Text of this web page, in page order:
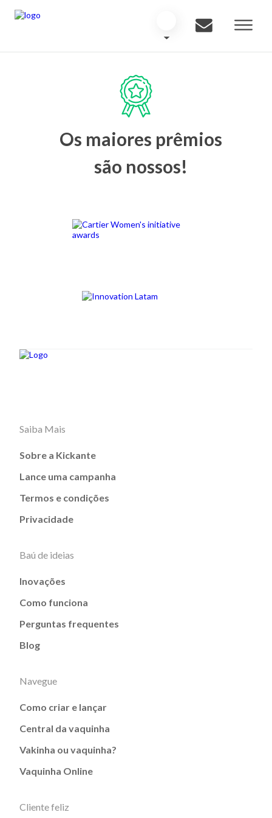
Os maiores prêmios
são nossos!
Saiba Mais
Sobre a Kickante
Lance uma campanha
Termos e condições
Privacidade
Baú de ideias
Inovações
Como funciona
Perguntas frequentes
Blog
Navegue
Como criar e lançar
Central da vaquinha
Vakinha ou vaquinha?
Vaquinha Online
Cliente feliz